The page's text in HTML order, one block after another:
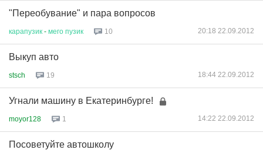
"Переобувание" и пара вопросов
карапузик - мего пузик 10 20:18 22.09.2012
Выкуп авто
stsch 19 18:44 22.09.2012
Угнали машину в Екатеринбурге!
moyor128 1 14:22 22.09.2012
Посоветуйте автошколу